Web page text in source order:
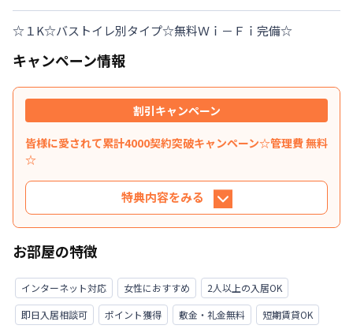
☆１K☆バストイレ別タイプ☆無料Ｗｉ－Ｆｉ完備☆
キャンペーン情報
割引キャンペーン
皆様に愛されて累計4000契約突破キャンペーン☆管理費 無料
☆
特典内容をみる
特典内容
と… 管理費が無料に！
利用条件
お部屋の特徴
インターネット対応 女性におすすめ
2人以上の入居OK
即日入居相談可
ポイント獲得 敷金・礼金無料
短期賃貸OK